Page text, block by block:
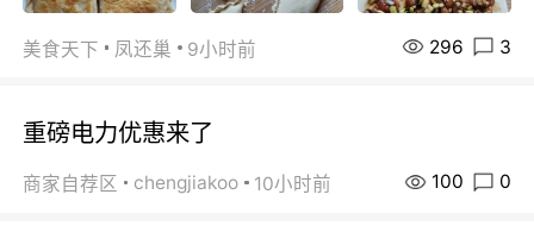
美食天下 凤还巢 9小时前 296 3
重磅电力优惠来了
商家自荐区 chengjiakoo 10小时前 100 0